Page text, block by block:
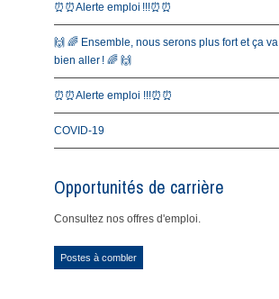
⏰⏰Alerte emploi !!!⏰⏰
🙌 🌈 Ensemble, nous serons plus fort et ça va
bien aller ! 🌈 🙌
⏰⏰Alerte emploi !!!⏰⏰
COVID-19
Opportunités de carrière
Consultez nos offres d'emploi.
Postes à combler